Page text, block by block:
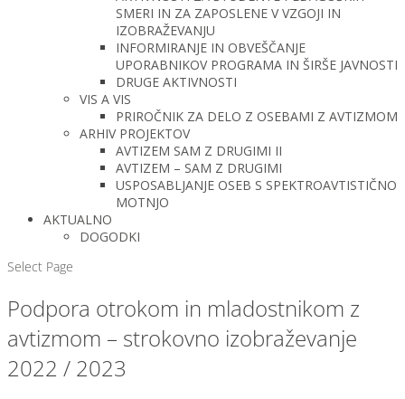
SMERI IN ZA ZAPOSLENE V VZGOJI IN
IZOBRAŽEVANJU
INFORMIRANJE IN OBVEŠČANJE
UPORABNIKOV PROGRAMA IN ŠIRŠE JAVNOSTI
DRUGE AKTIVNOSTI
VIS A VIS
PRIROČNIK ZA DELO Z OSEBAMI Z AVTIZMOM
ARHIV PROJEKTOV
AVTIZEM SAM Z DRUGIMI II
AVTIZEM – SAM Z DRUGIMI
USPOSABLJANJE OSEB S SPEKTROAVTISTIČNO
MOTNJO
AKTUALNO
DOGODKI
Select Page
Podpora otrokom in mladostnikom z
avtizmom – strokovno izobraževanje
2022 / 2023